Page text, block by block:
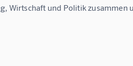
Wirtschaft und Politik zusammen